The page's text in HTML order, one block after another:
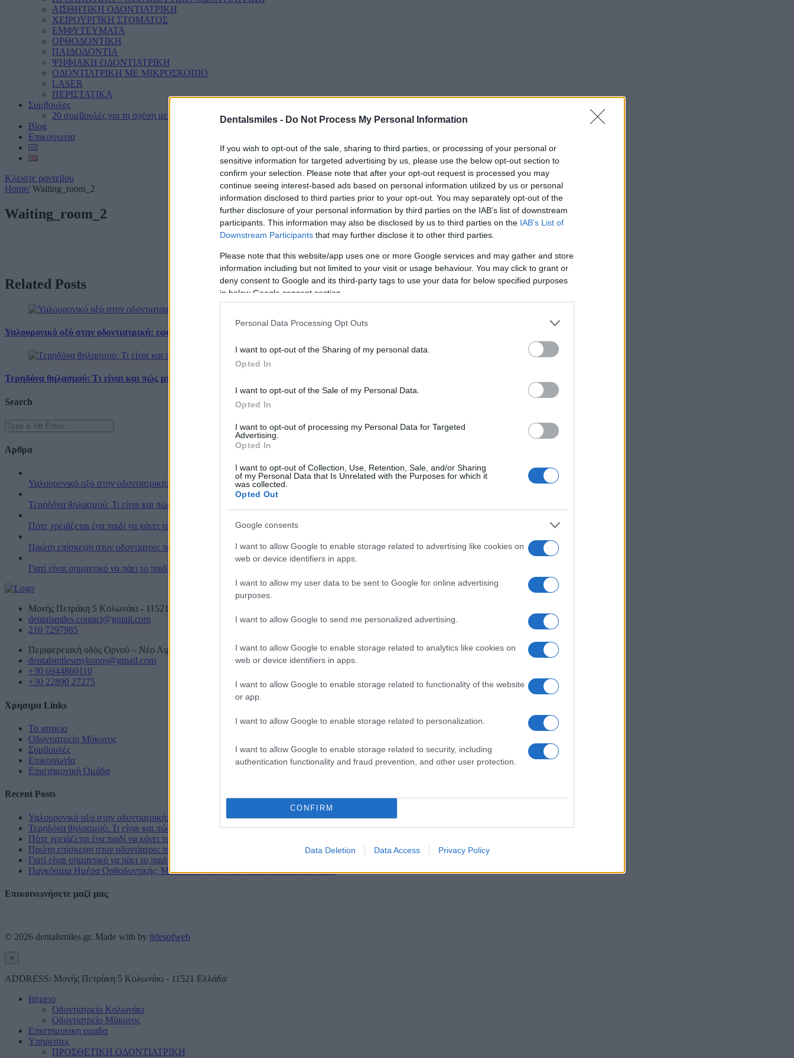
Dentalsmiles - Do Not Process My Personal Information
If you wish to opt-out of the sale, sharing to third parties, or processing of your personal or
sensitive information for targeted advertising by us, please use the below opt-out section to
confirm your selection. Please note that after your opt-out request is processed you may
continue seeing interest-based ads based on personal information utilized by us or personal
information disclosed to third parties prior to your opt-out. You may separately opt-out of the
further disclosure of your personal information by third parties on the IAB’s list of downstream
participants. This information may also be disclosed by us to third parties on the IAB’s List of
Downstream Participants that may further disclose it to other third parties.
Please note that this website/app uses one or more Google services and may gather and store
information including but not limited to your visit or usage behaviour. You may click to grant or
deny consent to Google and its third-party tags to use your data for below specified purposes
in below Google consent section.
Personal Data Processing Opt Outs
I want to opt-out of the Sharing of my personal data.
Opted In
I want to opt-out of the Sale of my Personal Data.
Opted In
I want to opt-out of processing my Personal Data for Targeted
Advertising.
Opted In
I want to opt-out of Collection, Use, Retention, Sale, and/or Sharing
of my Personal Data that Is Unrelated with the Purposes for which it
was collected.
Opted Out
Google consents
I want to allow Google to enable storage related to advertising like cookies on
web or device identifiers in apps.
I want to allow my user data to be sent to Google for online advertising
purposes.
I want to allow Google to send me personalized advertising.
I want to allow Google to enable storage related to analytics like cookies on
web or device identifiers in apps.
I want to allow Google to enable storage related to functionality of the website
or app.
I want to allow Google to enable storage related to personalization.
I want to allow Google to enable storage related to security, including
authentication functionality and fraud prevention, and other user protection.
CONFIRM
Data Deletion Data Access Privacy Policy
ΑΙΣΘΗΤΙΚΗ ΟΔΟΝΤΙΑΤΡΙΚΗ
ΧΕΙΡΟΥΡΓΙΚΗ ΣΤΟΜΑΤΟΣ
ΕΜΦΥΤΕΥΜΑΤΑ
ΟΡΘΟΔΟΝΤΙΚΗ
ΠΑΙΔΟΔΟΝΤΙΑ
ΨΗΦΙΑΚΗ ΟΔΟΝΤΙΑΤΡΙΚΗ
ΟΔΟΝΤΙΑΤΡΙΚΗ ΜΕ ΜΙΚΡΟΣΚΟΠΙΟ
LASER
ΠΕΡΙΣΤΑΤΙΚΑ
Συμβουλες
20 συμβουλές για τη σχέση με το στόμα μας
Blog
Επικοινωνια
Κλειστε ραντεβου
Home/ Waiting_room_2
Waiting_room_2
Related Posts
Υαλουρονικό οξύ στην οδοντιατρική: εφαρμογές και οφέλη
Τερηδόνα θηλασμού: Τι είναι και πώς μπορείτε να προστατεύσετε το παιδί σας
Search
Αρθρα
Υαλουρονικό οξύ στην οδοντιατρική: εφαρμογές και οφέλη
Τερηδόνα θηλασμού: Τι είναι και πώς μπορείτε να προστατεύσετε το παιδί σας
Πότε χρειάζεται ένα παιδί να κάνει τις οδοντιατρικές του εργασίες με μέθη ή γενικήαναισθησία σε νοσοκομείο;
Πρώτη επίσκεψη στον οδοντίατρο: πώς να προετοιμάσουν οι γονείς τα παιδιά
Γιατί είναι σημαντικό να πάει το παιδί από νωρίς στον οδοντίατρο;
Μονής Πετράκη 5 Κολωνάκι - 11521 Ελλάδα
dentalsmiles.contact@gmail.com
210 7297985
Περιφερειακή οδός Ορνού – Νέο Λιμάνι, Αμυγδαλίδι Μυκόνου (δίπλα στο ΙΚΑ)
dentalsmilesmykonos@gmail.com
+30 6944860110
+30 22890 27275
Χρησιμα Links
Το ιατρείο
Οδοντιατρείο Μύκονος
Συμβουλές
Επικοινωνία
Επιστημονική Ομάδα
Recent Posts
Υαλουρονικό οξύ στην οδοντιατρική: εφαρμογές και οφέλη
Τερηδόνα θηλασμού: Τι είναι και πώς μπορείτε να προστατεύσετε το παιδί σας
Πότε χρειάζεται ένα παιδί να κάνει τις οδοντιατρικές του εργασίες με μέθη ή γενικήαναισθησία σε νοσοκομείο;
Πρώτη επίσκεψη στον οδοντίατρο: πώς να προετοιμάσουν οι γονείς τα παιδιά
Γιατί είναι σημαντικό να πάει το παιδί από νωρίς στον οδοντίατρο;
Παγκόσμια Ημέρα Ορθοδοντικής: Μια Υπενθύμιση για την Αξία του Χαμόγελου
Επικοινωνήσετε μαζί μας
© 2026 dentalsmiles.gr. Made with by tidesofweb
×
ADDRESS: Μονής Πετράκη 5 Κολωνάκι - 11521 Ελλάδα
Ιατρειο
Οδοντιατρείο Κολωνάκι
Οδοντιατρείο Μύκονος
Επιστημονικη ομαδα
Υπηρεσιες
ΠΡΟΣΘΕΤΙΚΗ ΟΔΟΝΤΙΑΤΡΙΚΗ